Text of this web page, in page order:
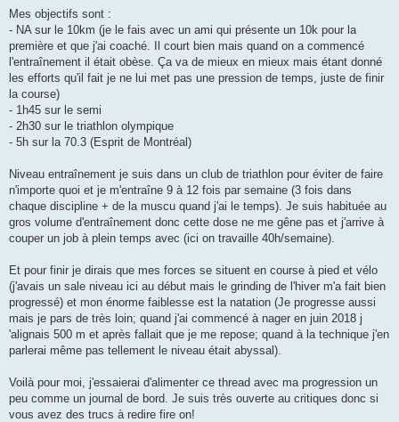
Mes objectifs sont :
- NA sur le 10km (je le fais avec un ami qui présente un 10k pour la
première et que j'ai coaché. Il court bien mais quand on a commencé
l'entraînement il était obèse. Ça va de mieux en mieux mais étant donné
les efforts qu'il fait je ne lui met pas une pression de temps, juste de finir
la course)
- 1h45 sur le semi
- 2h30 sur le triathlon olympique
- 5h sur la 70.3 (Esprit de Montréal)
Niveau entraînement je suis dans un club de triathlon pour éviter de faire
n'importe quoi et je m'entraîne 9 à 12 fois par semaine (3 fois dans
chaque discipline + de la muscu quand j'ai le temps). Je suis habituée au
gros volume d'entraînement donc cette dose ne me gêne pas et j'arrive à
couper un job à plein temps avec (ici on travaille 40h/semaine).
Et pour finir je dirais que mes forces se situent en course à pied et vélo
(j'avais un sale niveau ici au début mais le grinding de l'hiver m'a fait bien
progressé) et mon énorme faiblesse est la natation (Je progresse aussi
mais je pars de très loin; quand j'ai commencé à nager en juin 2018 j
'alignais 500 m et après fallait que je me repose; quand à la technique j'en
parlerai même pas tellement le niveau était abyssal).
Voilà pour moi, j'essaierai d'alimenter ce thread avec ma progression un
peu comme un journal de bord. Je suis très ouverte au critiques donc si
vous avez des trucs à redire fire on!